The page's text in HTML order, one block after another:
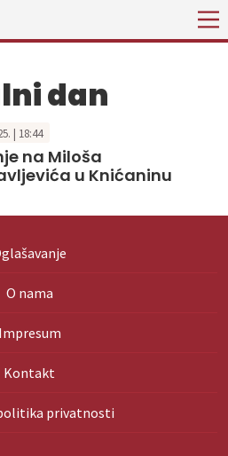
dan
| 18:44
na Miloša
u Knićaninu
O nama
Impresum
Kontakt
privatnosti